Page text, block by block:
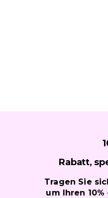
Rabatt,
Tragen Sie
um Ihren